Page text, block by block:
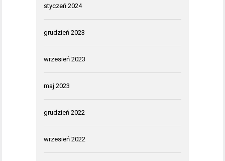
styczeń 2024
grudzień 2023
wrzesień 2023
maj 2023
grudzień 2022
wrzesień 2022